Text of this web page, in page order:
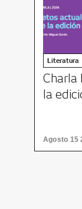
Literatura
Charla
la
Agosto 15